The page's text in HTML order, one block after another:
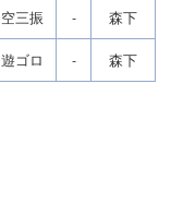
空三振 - 森下
遊ゴロ - 森下